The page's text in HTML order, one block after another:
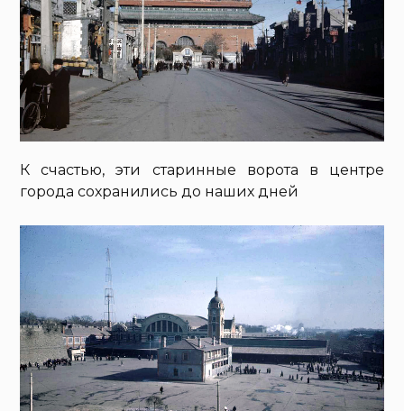
К счастью, эти старинные ворота в центре
города сохранились до наших дней